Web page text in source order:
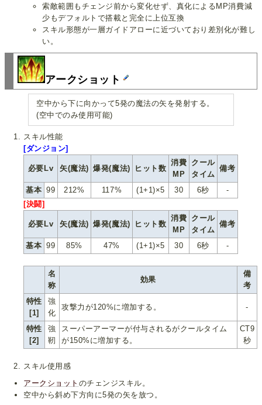
索敵範囲もチェンジ前から変化せず、真化によるMP消費減
少もデフォルトで搭載と完全に上位互換
スキル形態が一層ガイドアローに近づいており差別化が難し
い。
アークショット
空中から下に向かって5発の魔法の矢を発射する。
(空中でのみ使用可能)
スキル性能
[ダンジョン]
必要Lv 矢(魔法) 爆発(魔法) ヒット数
消費
MP
クール
タイム
備考
基本 99 212% 117% (1+1)×5 30 6秒
-
[決闘]
必要Lv 矢(魔法) 爆発(魔法) ヒット数
消費
MP
クール
タイム
備考
基本 99 85% 47% (1+1)×5 30 6秒 -
名
称
効果
備
考
特性
[1]
強
化
攻撃力が120%に増加する。 -
特性
[2]
強
靭
スーパーアーマーが付与されるがクールタイム
が150%に増加する。
CT9
秒
スキル使用感
アークショット のチェンジスキル。
空中から斜め下方向に5発の矢を放つ。